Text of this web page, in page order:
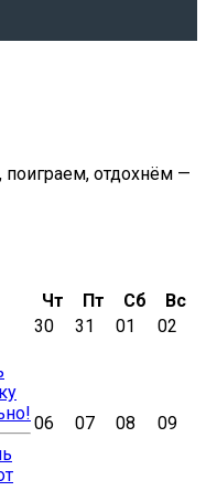
поиграем, отдохнём —
Чт Пт Сб
Вс
30 31 01 02
06 07 08 09